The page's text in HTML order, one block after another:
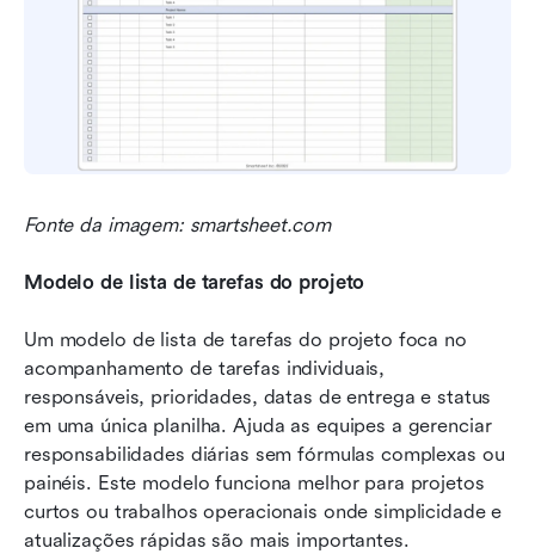
Fonte da imagem: smartsheet.com
Modelo de lista de tarefas do projeto
Um modelo de lista de tarefas do projeto foca no
acompanhamento de tarefas individuais,
responsáveis, prioridades, datas de entrega e status
em uma única planilha. Ajuda as equipes a gerenciar
responsabilidades diárias sem fórmulas complexas ou
painéis. Este modelo funciona melhor para projetos
curtos ou trabalhos operacionais onde simplicidade e
atualizações rápidas são mais importantes.